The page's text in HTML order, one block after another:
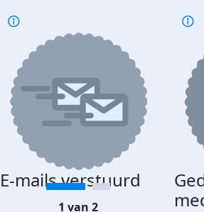
E-mails verstuurd
1 van 2